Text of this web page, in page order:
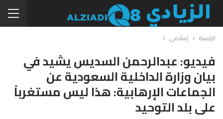
الرئيسية إسلامي
فيديو: عبدالرحمن السديس يشيد في
بيان وزارة الداخلية السعودية عن
الجماعات الإرهابية: هذا ليس مستغرباً
على بلد التوحيد